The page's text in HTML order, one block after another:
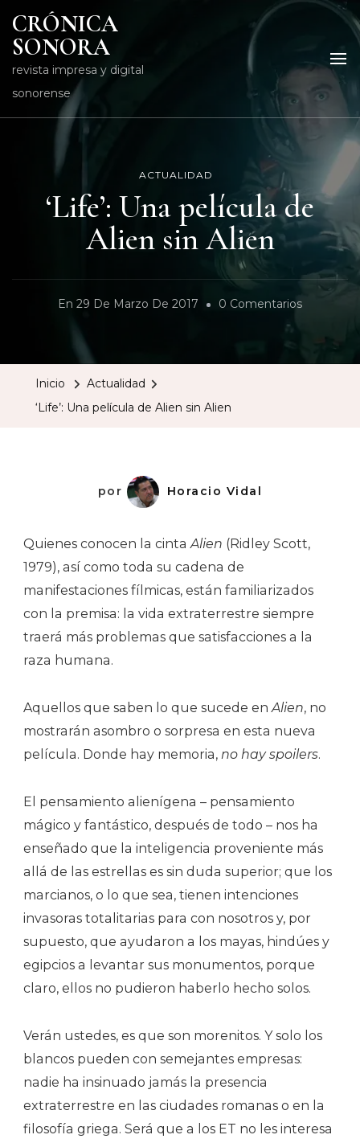
CRÓNICA
SONORA
revista impresa y digital
sonorense
ACTUALIDAD
‘Life’: Una película de
Alien sin Alien
En 29 De Marzo De 2017 0 ComentariosEn
Inicio
Actualidad
‘Life’: Una película de Alien sin Alien
por Horacio Vidal
Quienes conocen la cintaAlien (Ridley Scott,
1979), así como toda su cadena de
manifestaciones fílmicas, están familiarizados
con la premisa: la vida extraterrestre siempre
traerá más problemas que satisfacciones a la
raza humana.
Aquellos que saben lo que sucede enAlien, no
mostrarán asombro o sorpresa en esta nueva
película. Donde hay memoria, no hay spoilers.
El pensamiento alienígena – pensamiento
mágico y fantástico, después de todo – nos ha
enseñado que la inteligencia proveniente más
allá de las estrellas es sin duda superior; que los
marcianos, o lo que sea, tienen intenciones
invasoras totalitarias para con nosotros y, por
supuesto, que ayudaron a los mayas, hindúes y
egipcios a levantar sus monumentos, porque
claro, ellos no pudieron haberlo hecho solos.
Verán ustedes, es que son morenitos. Y solo los
blancos pueden con semejantes empresas:
nadie ha insinuado jamás la presencia
extraterrestre en las ciudades romanas o en la
filosofía griega. Será que a los ET no les interesa